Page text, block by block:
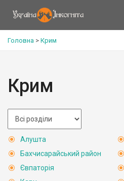
Головна > Крим
Крим
Алушта
Бахчисарайський район
Євпаторія